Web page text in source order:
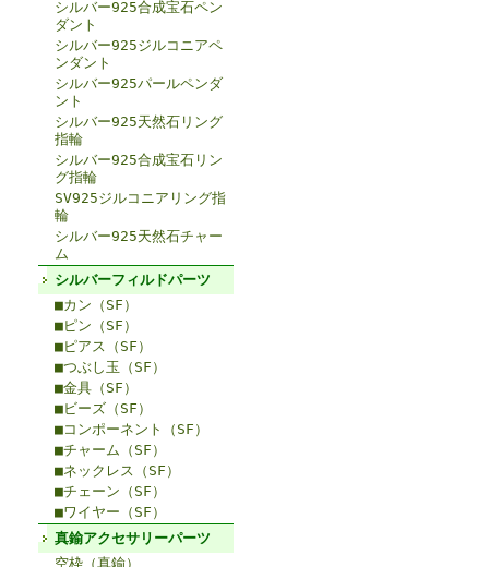
シルバー925合成宝石ペン
ダント
シルバー925ジルコニアペ
ンダント
シルバー925パールペンダ
ント
シルバー925天然石リング
指輪
シルバー925合成宝石リン
グ指輪
SV925ジルコニアリング指
輪
シルバー925天然石チャー
ム
シルバーフィルドパーツ
■カン（SF）
■ピン（SF）
■ピアス（SF）
■つぶし玉（SF）
■金具（SF）
■ビーズ（SF）
■コンポーネント（SF）
■チャーム（SF）
■ネックレス（SF）
■チェーン（SF）
■ワイヤー（SF）
真鍮アクセサリーパーツ
空枠（真鍮）